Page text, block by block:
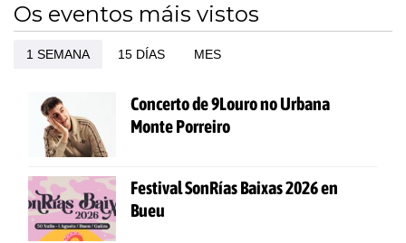
Os eventos máis vistos
1 SEMANA 15 DÍAS MES
Concerto de 9Louro no Urbana
Monte Porreiro
Festival SonRías Baixas 2026 en
Bueu